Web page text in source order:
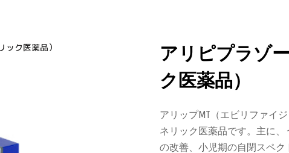
ク医薬品）
アリピプラゾ
ク医薬品）
アリップMT（エビリファイ
ネリック医薬品です。主に
の改善、小児期の自閉スペ